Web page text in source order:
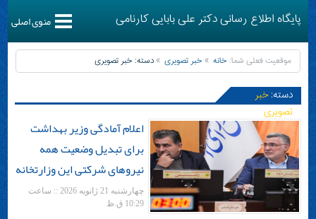
پایگاه اطلاع رسانی دکتر علی بابایی کارنامی منوی اصلی
موقعیت فعلی شما: خانه خبر تصویری دسته:خبر تصویری
دسته:خبر
تصویری
اعلام آمادگی وزیر بهداشت
برای تبدیل وضعیت همه
نیروهای شرکتی این وزارتخانه
چهارشنبه 21 ژانویه 2026 :: ساعت
10:29 ق.ظ